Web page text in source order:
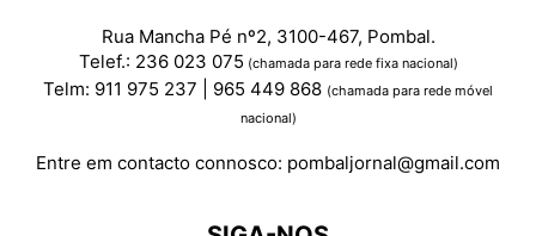
Rua Mancha Pé nº2, 3100-467, Pombal.
Telef.: 236 023 075 (chamada para rede fixa nacional)
Telm: 911 975 237 | 965 449 868 (chamada para rede móvel
nacional)
Entre em contacto connosco: pombaljornal@gmail.com